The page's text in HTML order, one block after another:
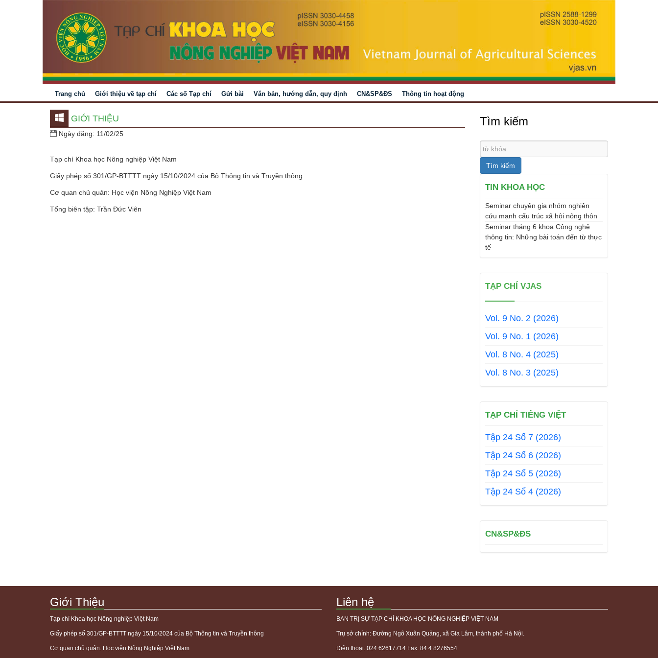
Trang chủ Giới thiệu về tạp chí Các số Tạp chí Gửi bài Văn bản, hướng dẫn, quy định CN&SP&ĐS Thông tin hoạt động
GIỚI THIỆU
Ngày đăng: 11/02/25
Tạp chí Khoa học Nông nghiệp Việt Nam
Giấy phép số 301/GP-BTTTT ngày 15/10/2024 của Bộ Thông tin và Truyền thông
Cơ quan chủ quản: Học viện Nông Nghiệp Việt Nam
Tổng biên tập: Trần Đức Viên
Tìm kiếm
Tìm kiếm
TIN KHOA HỌC
Seminar chuyên gia nhóm nghiên
cứu mạnh cấu trúc xã hội nông thôn
Seminar tháng 6 khoa Công nghệ
thông tin: Những bài toán đến từ thực
tế
TẠP CHÍ VJAS
Vol. 9 No. 2 (2026)
Vol. 9 No. 1 (2026)
Vol. 8 No. 4 (2025)
Vol. 8 No. 3 (2025)
TẠP CHÍ TIẾNG VIỆT
Tập 24 Số 7 (2026)
Tập 24 Số 6 (2026)
Tập 24 Số 5 (2026)
Tập 24 Số 4 (2026)
CN&SP&ĐS
Giới Thiệu
Tạp chí Khoa học Nông nghiệp Việt Nam
Giấy phép số 301/GP-BTTTT ngày 15/10/2024 của Bộ Thông tin và Truyền thông
Cơ quan chủ quản: Học viện Nông Nghiệp Việt Nam
Liên hệ
BAN TRỊ SỰ TẠP CHÍ KHOA HỌC NÔNG NGHIỆP VIỆT NAM
Trụ sở chính: Đường Ngô Xuân Quảng, xã Gia Lâm, thành phố Hà Nội.
Điện thoại: 024 62617714 Fax: 84 4 8276554